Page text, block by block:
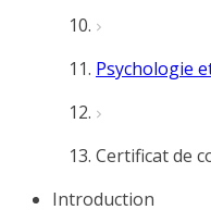
Psychologie
Certificat de
Introduction